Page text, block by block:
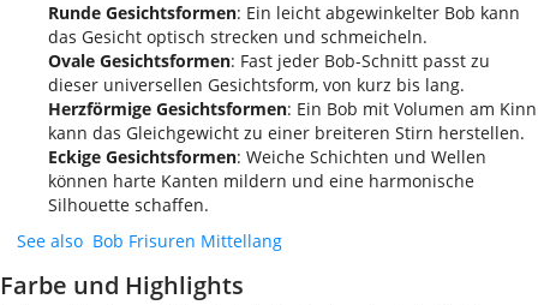
Runde Gesichtsformen: Ein leicht abgewinkelter Bob kann
das Gesicht optisch strecken und schmeicheln.
Ovale Gesichtsformen: Fast jeder Bob-Schnitt passt zu
dieser universellen Gesichtsform, von kurz bis lang.
Herzförmige Gesichtsformen: Ein Bob mit Volumen am Kinn
kann das Gleichgewicht zu einer breiteren Stirn herstellen.
Eckige Gesichtsformen: Weiche Schichten und Wellen
können harte Kanten mildern und eine harmonische
Silhouette schaffen.
See also Bob Frisuren Mittellang
Farbe und Highlights